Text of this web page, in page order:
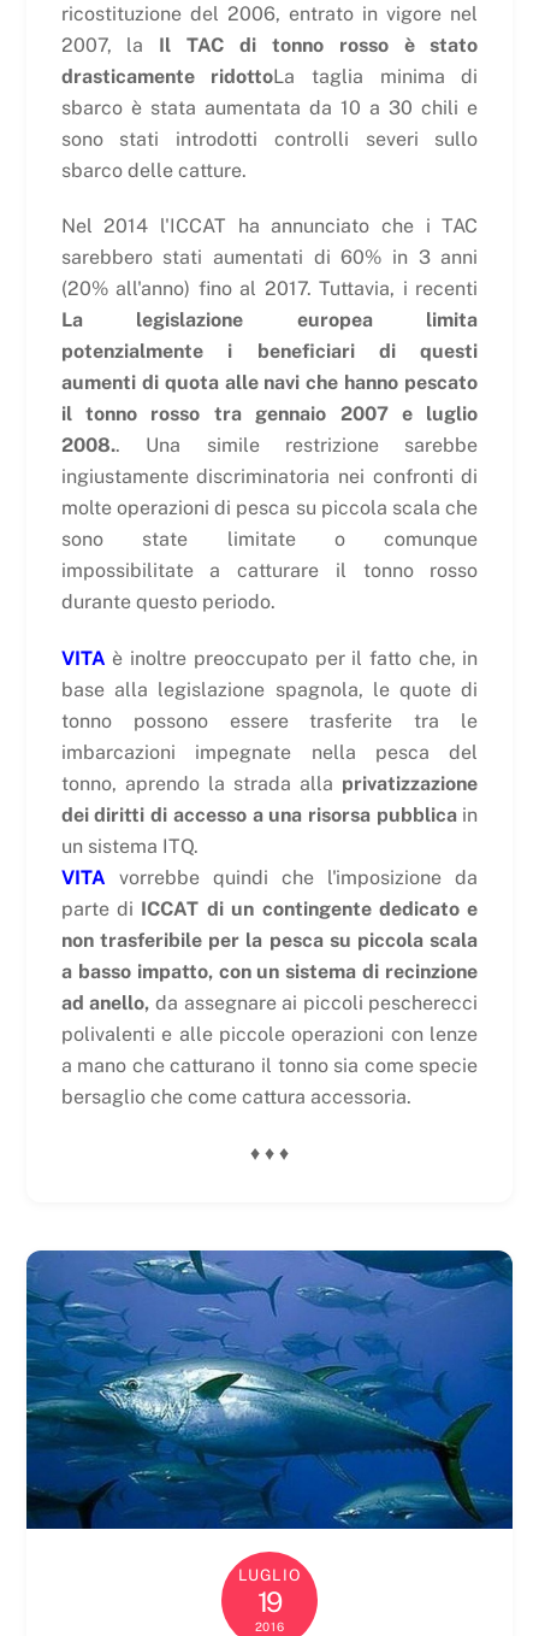
ricostituzione del 2006, entrato in vigore nel
2007, la Il TAC di tonno rosso è stato
drasticamente ridottoLa taglia minima di
sbarco è stata aumentata da 10 a 30 chili e
sono stati introdotti controlli severi sullo
sbarco delle catture.
Nel 2014 l'ICCAT ha annunciato che i TAC
sarebbero stati aumentati di 60% in 3 anni
(20% all'anno) fino al 2017. Tuttavia, i recenti
La legislazione europea limita
potenzialmente i beneficiari di questi
aumenti di quota alle navi che hanno pescato
il tonno rosso tra gennaio 2007 e luglio
2008.. Una simile restrizione sarebbe
ingiustamente discriminatoria nei confronti di
molte operazioni di pesca su piccola scala che
sono state limitate o comunque
impossibilitate a catturare il tonno rosso
durante questo periodo.
VITA è inoltre preoccupato per il fatto che, in
base alla legislazione spagnola, le quote di
tonno possono essere trasferite tra le
imbarcazioni impegnate nella pesca del
tonno, aprendo la strada alla privatizzazione
dei diritti di accesso a una risorsa pubblicain
un sistema ITQ.
VITA vorrebbe quindi che l'imposizione da
parte di ICCAT di un contingente dedicato e
non trasferibile per la pesca su piccola scala
a basso impatto, con un sistema di recinzione
ad anello, da assegnare ai piccoli pescherecci
polivalenti e alle piccole operazioni con lenze
a mano che catturano il tonno sia come specie
bersaglio che come cattura accessoria.
♦ ♦ ♦
LUGLIO
19
2016